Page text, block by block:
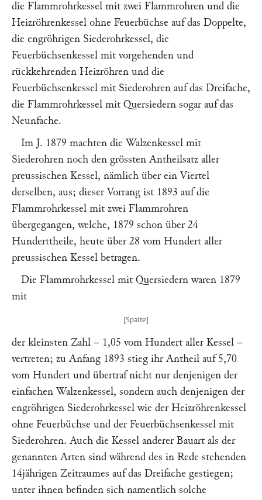
die Flammrohrkessel mit zwei Flammrohren und die
Heizröhrenkessel ohne Feuerbüchse auf das Doppelte,
die engröhrigen Siederohrkessel, die
Feuerbüchsenkessel mit vorgehenden und
rückkehrenden Heizröhren und die
Feuerbüchsenkessel mit Siederohren auf das Dreifache,
die Flammrohrkessel mit Quersiedern sogar auf das
Neunfache.
Im J. 1879 machten die Walzenkessel mit
Siederohren noch den grössten Antheilsatz aller
preussischen Kessel, nämlich über ein Viertel
derselben, aus; dieser Vorrang ist 1893 auf die
Flammrohrkessel mit zwei Flammrohren
übergegangen, welche, 1879 schon über 24
Hunderttheile, heute über 28 vom Hundert aller
preussischen Kessel betragen.
Die Flammrohrkessel mit Quersiedern waren 1879
mit
der kleinsten Zahl – 1,05 vom Hundert aller Kessel –
vertreten; zu Anfang 1893 stieg ihr Antheil auf 5,70
vom Hundert und übertraf nicht nur denjenigen der
einfachen Walzenkessel, sondern auch denjenigen der
engröhrigen Siederohrkessel wie der Heizröhrenkessel
ohne Feuerbüchse und der Feuerbüchsenkessel mit
Siederohren. Auch die Kessel anderer Bauart als der
genannten Arten sind während des in Rede stehenden
14jährigen Zeitraumes auf das Dreifache gestiegen;
unter ihnen befinden sich namentlich solche